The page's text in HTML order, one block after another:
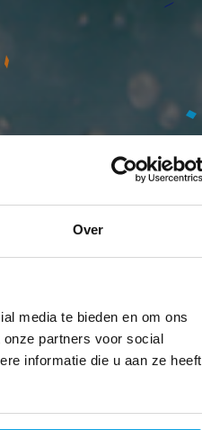
Over
media te bieden en om ons
partners voor social
informatie die u aan ze heeft